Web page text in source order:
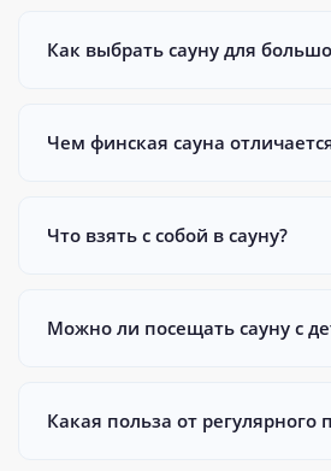
Как выбрать сауну для
Чем финская сауна
Что взять с собой в сауну?
Можно ли посещать сауну с
Какая польза от регулярного